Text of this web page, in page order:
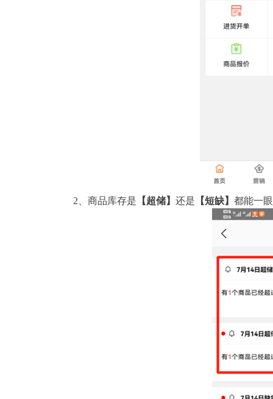
2、商品库存是 【超储】 还是 【短缺】 都能一